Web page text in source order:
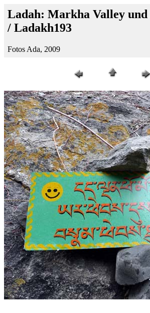
Ladah: Markha Valley
/ Ladakh193
Fotos Ada, 2009